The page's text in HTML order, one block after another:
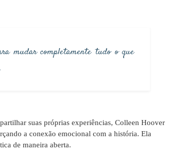
mudar completamente tudo o que
suas próprias experiências, Colleen Hoover
a conexão emocional com a história. Ela
de maneira aberta.